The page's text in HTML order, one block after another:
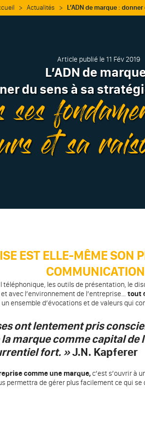
> Actualités > L’ADN de marque :
Article publié le 11 Fév 2019
L’ADN de
du sens à sa
ses
et sa
EST ELLE-MÊME SON
téléphonique, les outils de présentation, le
avec l’environnement de l’entreprise… tout
un ensemble d’évocations et de valeurs qui
ont lentement pris
marque comme capital de
fort. »J.N. Kapferer
comme une marque,c’est s’ouvrir à
permettra de gérer plus facilement ce qui se